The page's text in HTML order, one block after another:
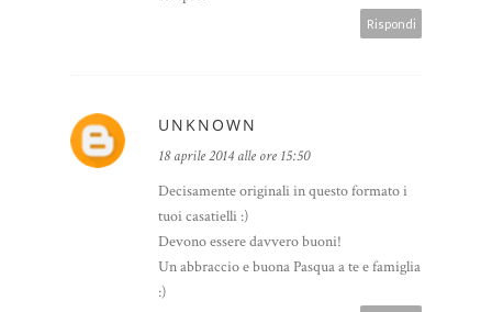
Rispondi
UNKNOWN
18 aprile 2014 alle ore 15:50
Decisamente originali in questo formato i
tuoi casatielli :)
Devono essere davvero buoni!
Un abbraccio e buona Pasqua a te e famiglia
:)